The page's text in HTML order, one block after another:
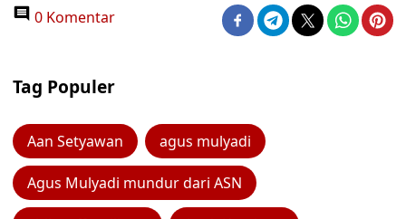
0 Komentar
Tag Populer
Aan Setyawan agus mulyadi
Agus Mulyadi mundur dari ASN